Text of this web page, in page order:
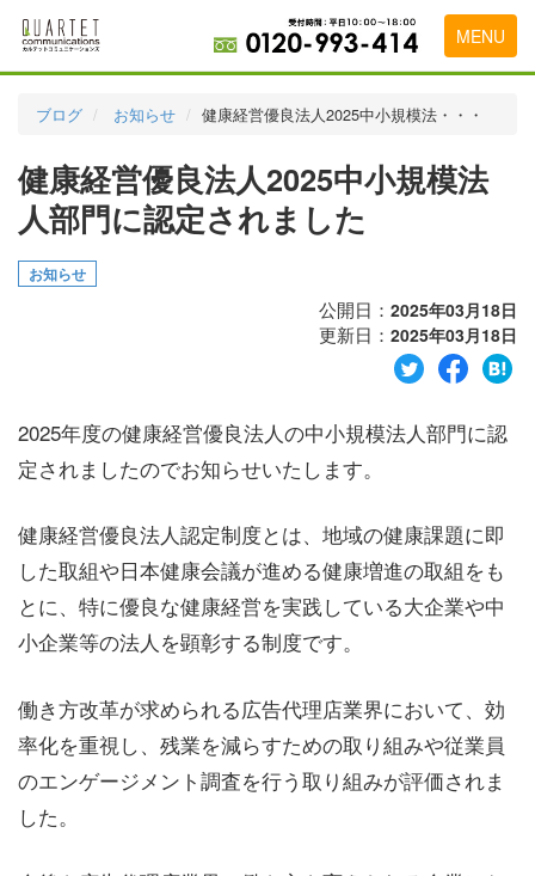
MENU
実績・お客様の声
初めて導入をお考えの方
代理店の乗り換えをお考えの方
会社概要
お問い合わせ
ブログ お知らせ 健康経営優良法人2025中小規模法・・・
健康経営優良法人2025中小規模法
人部門に認定されました
お知らせ
公開日： 2025年03月18日
更新日： 2025年03月18日
2025年度の健康経営優良法人の中小規模法人部門に認
定されましたのでお知らせいたします。
健康経営優良法人認定制度とは、地域の健康課題に即
した取組や日本健康会議が進める健康増進の取組をも
とに、特に優良な健康経営を実践している大企業や中
小企業等の法人を顕彰する制度です。
働き方改革が求められる広告代理店業界において、効
率化を重視し、残業を減らすための取り組みや従業員
のエンゲージメント調査を行う取り組みが評価されま
した。